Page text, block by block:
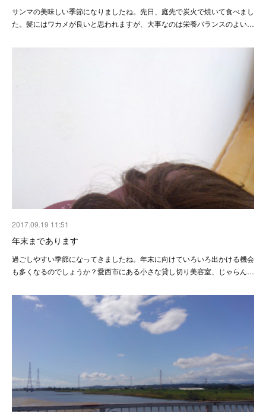
サンマの美味しい季節になりましたね。先日、庭先で炭火で焼いて食べまし
た。髪にはワカメが良いと思われますが、大事なのは栄養バランスのよい…
2017.09.19 11:51
年末まであります
過ごしやすい季節になってきましたね。年末に向けていろいろ出かける機会
も多くなるのでしょうか？愛西市にある小さな貸し切り美容室、じゃらん…